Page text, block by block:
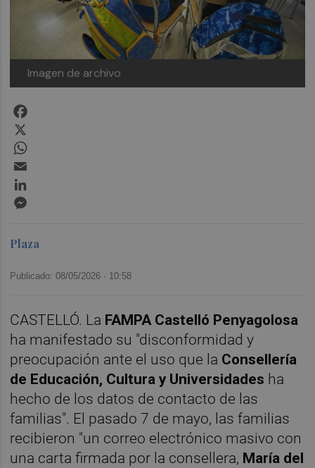
Imagen de archivo
Plaza
Publicado: 08/05/2026 · 10:58
CASTELLÓ. La FAMPA Castelló Penyagolosa
ha manifestado su "disconformidad y
preocupación ante el uso que la Consellería
de Educación, Cultura y Universidades ha
hecho de los datos de contacto de las
familias". El pasado 7 de mayo, las familias
recibieron "un correo electrónico masivo con
una carta firmada por la consellera, María del